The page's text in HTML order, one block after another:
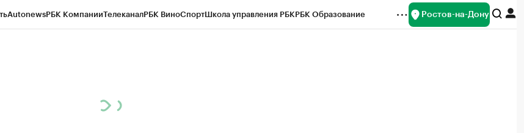
AutonewsРБК КомпанииТелеканалРБК ВиноСпортШкола управления РБКРБК Образование Ростов-на-Дону